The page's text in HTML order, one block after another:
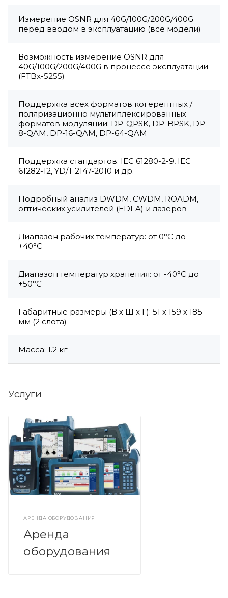
Измерение OSNR для 40G/100G/200G/400G
перед вводом в эксплуатацию (все модели)
Возможность измерение OSNR для
40G/100G/200G/400G в процессе эксплуатации
(FTBx-5255)
Поддержка всех форматов когерентных /
поляризационно мультиплексированных
форматов модуляции: DP-QPSK, DP-BPSK, DP-
8-QAM, DP-16-QAM, DP-64-QAM
Поддержка стандартов: IEC 61280-2-9, IEC
61282-12, YD/T 2147-2010 и др.
Подробный анализ DWDM, CWDM, ROADM,
оптических усилителей (EDFA) и лазеров
Диапазон рабочих температур: от 0°C до
+40°C
Диапазон температур хранения: от -40°C до
+50°C
Габаритные размеры (В х Ш х Г): 51 x 159 x 185
мм (2 слота)
Масса: 1.2 кг
Услуги
АРЕНДА ОБОРУДОВАНИЯ
Аренда
оборудования